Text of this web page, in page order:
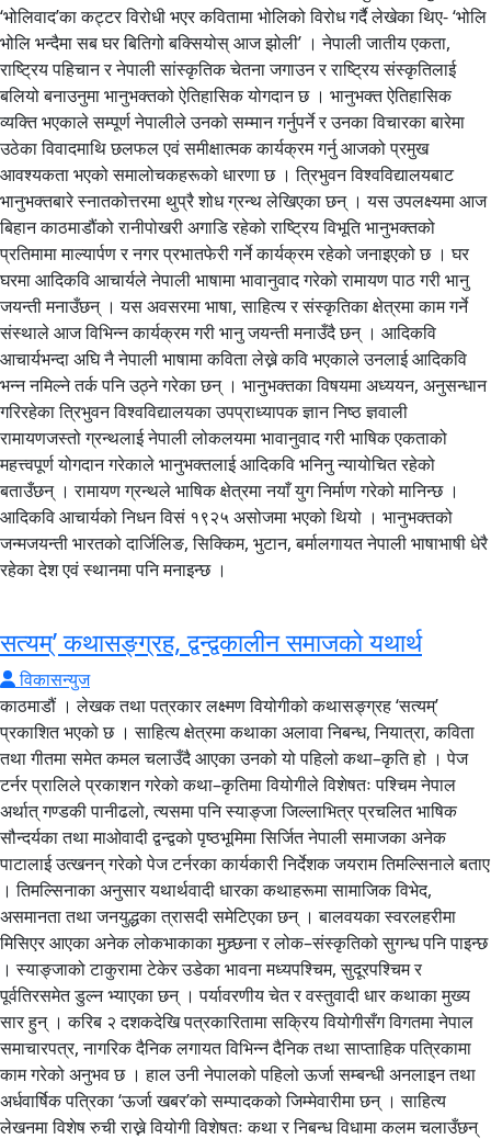
‘भोलिवाद’का कट्टर विरोधी भएर कवितामा भोलिको विरोध गर्दै लेखेका थिए- ‘भोलि
भोलि भन्दैमा सब घर बितिगो बक्सियोस् आज झोली’ । नेपाली जातीय एकता,
राष्ट्रिय पहिचान र नेपाली सांस्कृतिक चेतना जगाउन र राष्ट्रिय संस्कृतिलाई
बलियो बनाउनुमा भानुभक्तको ऐतिहासिक योगदान छ । भानुभक्त ऐतिहासिक
व्यक्ति भएकाले सम्पूर्ण नेपालीले उनको सम्मान गर्नुपर्ने र उनका विचारका बारेमा
उठेका विवादमाथि छलफल एवं समीक्षात्मक कार्यक्रम गर्नु आजको प्रमुख
आवश्यकता भएको समालोचकहरूको धारणा छ । त्रिभुवन विश्वविद्यालयबाट
भानुभक्तबारे स्नातकोत्तरमा थुप्रै शोध ग्रन्थ लेखिएका छन् । यस उपलक्ष्यमा आज
बिहान काठमाडौंको रानीपोखरी अगाडि रहेको राष्ट्रिय विभूति भानुभक्तको
प्रतिमामा माल्यार्पण र नगर प्रभातफेरी गर्ने कार्यक्रम रहेको जनाइएको छ । घर
घरमा आदिकवि आचार्यले नेपाली भाषामा भावानुवाद गरेको रामायण पाठ गरी भानु
जयन्ती मनाउँछन् । यस अवसरमा भाषा, साहित्य र संस्कृतिका क्षेत्रमा काम गर्ने
संस्थाले आज विभिन्न कार्यक्रम गरी भानु जयन्ती मनाउँदै छन् । आदिकवि
आचार्यभन्दा अघि नै नेपाली भाषामा कविता लेख्ने कवि भएकाले उनलाई आदिकवि
भन्न नमिल्ने तर्क पनि उठ्ने गरेका छन् । भानुभक्तका विषयमा अध्ययन, अनुसन्धान
गरिरहेका त्रिभुवन विश्वविद्यालयका उपप्राध्यापक ज्ञान निष्ठ ज्ञवाली
रामायणजस्तो ग्रन्थलाई नेपाली लोकलयमा भावानुवाद गरी भाषिक एकताको
महत्त्वपूर्ण योगदान गरेकाले भानुभक्तलाई आदिकवि भनिनु न्यायोचित रहेको
बताउँछन् । रामायण ग्रन्थले भाषिक क्षेत्रमा नयाँ युग निर्माण गरेको मानिन्छ ।
आदिकवि आचार्यको निधन विसं १९२५ असोजमा भएको थियो । भानुभक्तको
जन्मजयन्ती भारतको दार्जिलिङ, सिक्किम, भुटान, बर्मालगायत नेपाली भाषाभाषी धेरै
रहेका देश एवं स्थानमा पनि मनाइन्छ ।
सत्यम्’ कथासङ्ग्रह, द्वन्द्वकालीन समाजको यथार्थ
विकासन्युज
काठमाडौं । लेखक तथा पत्रकार लक्ष्मण वियोगीको कथासङ्ग्रह ‘सत्यम्’
प्रकाशित भएको छ । साहित्य क्षेत्रमा कथाका अलावा निबन्ध, नियात्रा, कविता
तथा गीतमा समेत कमल चलाउँदै आएका उनको यो पहिलो कथा–कृति हो । पेज
टर्नर प्रालिले प्रकाशन गरेको कथा–कृतिमा वियोगीले विशेषतः पश्चिम नेपाल
अर्थात् गण्डकी पानीढलो, त्यसमा पनि स्याङ्जा जिल्लाभित्र प्रचलित भाषिक
सौन्दर्यका तथा माओवादी द्वन्द्वको पृष्ठभूमिमा सिर्जित नेपाली समाजका अनेक
पाटालाई उत्खनन् गरेको पेज टर्नरका कार्यकारी निर्देशक जयराम तिमल्सिनाले बताए
। तिमल्सिनाका अनुसार यथार्थवादी धारका कथाहरूमा सामाजिक विभेद,
असमानता तथा जनयुद्धका त्रासदी समेटिएका छन् । बालवयका स्वरलहरीमा
मिसिएर आएका अनेक लोकभाकाका मुच्र्छना र लोक–संस्कृतिको सुगन्ध पनि पाइन्छ
। स्याङ्जाको टाकुरामा टेकेर उडेका भावना मध्यपश्चिम, सुदूरपश्चिम र
पूर्वतिरसमेत डुल्न भ्याएका छन् । पर्यावरणीय चेत र वस्तुवादी धार कथाका मुख्य
सार हुन् । करिब २ दशकदेखि पत्रकारितामा सक्रिय वियोगीसँग विगतमा नेपाल
समाचारपत्र, नागरिक दैनिक लगायत विभिन्न दैनिक तथा साप्ताहिक पत्रिकामा
काम गरेको अनुभव छ । हाल उनी नेपालको पहिलो ऊर्जा सम्बन्धी अनलाइन तथा
अर्धवार्षिक पत्रिका ‘ऊर्जा खबर’को सम्पादकको जिम्मेवारीमा छन् । साहित्य
लेखनमा विशेष रुची राख्ने वियोगी विशेषतः कथा र निबन्ध विधामा कलम चलाउँछन्